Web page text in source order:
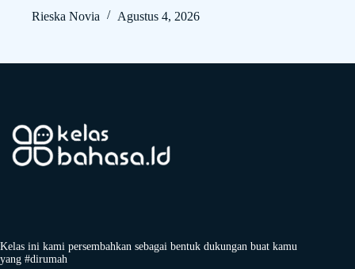
Rieska Novia
Agustus 4, 2026
Kelas ini kami persembahkan sebagai bentuk dukungan buat kamu
yang #dirumah